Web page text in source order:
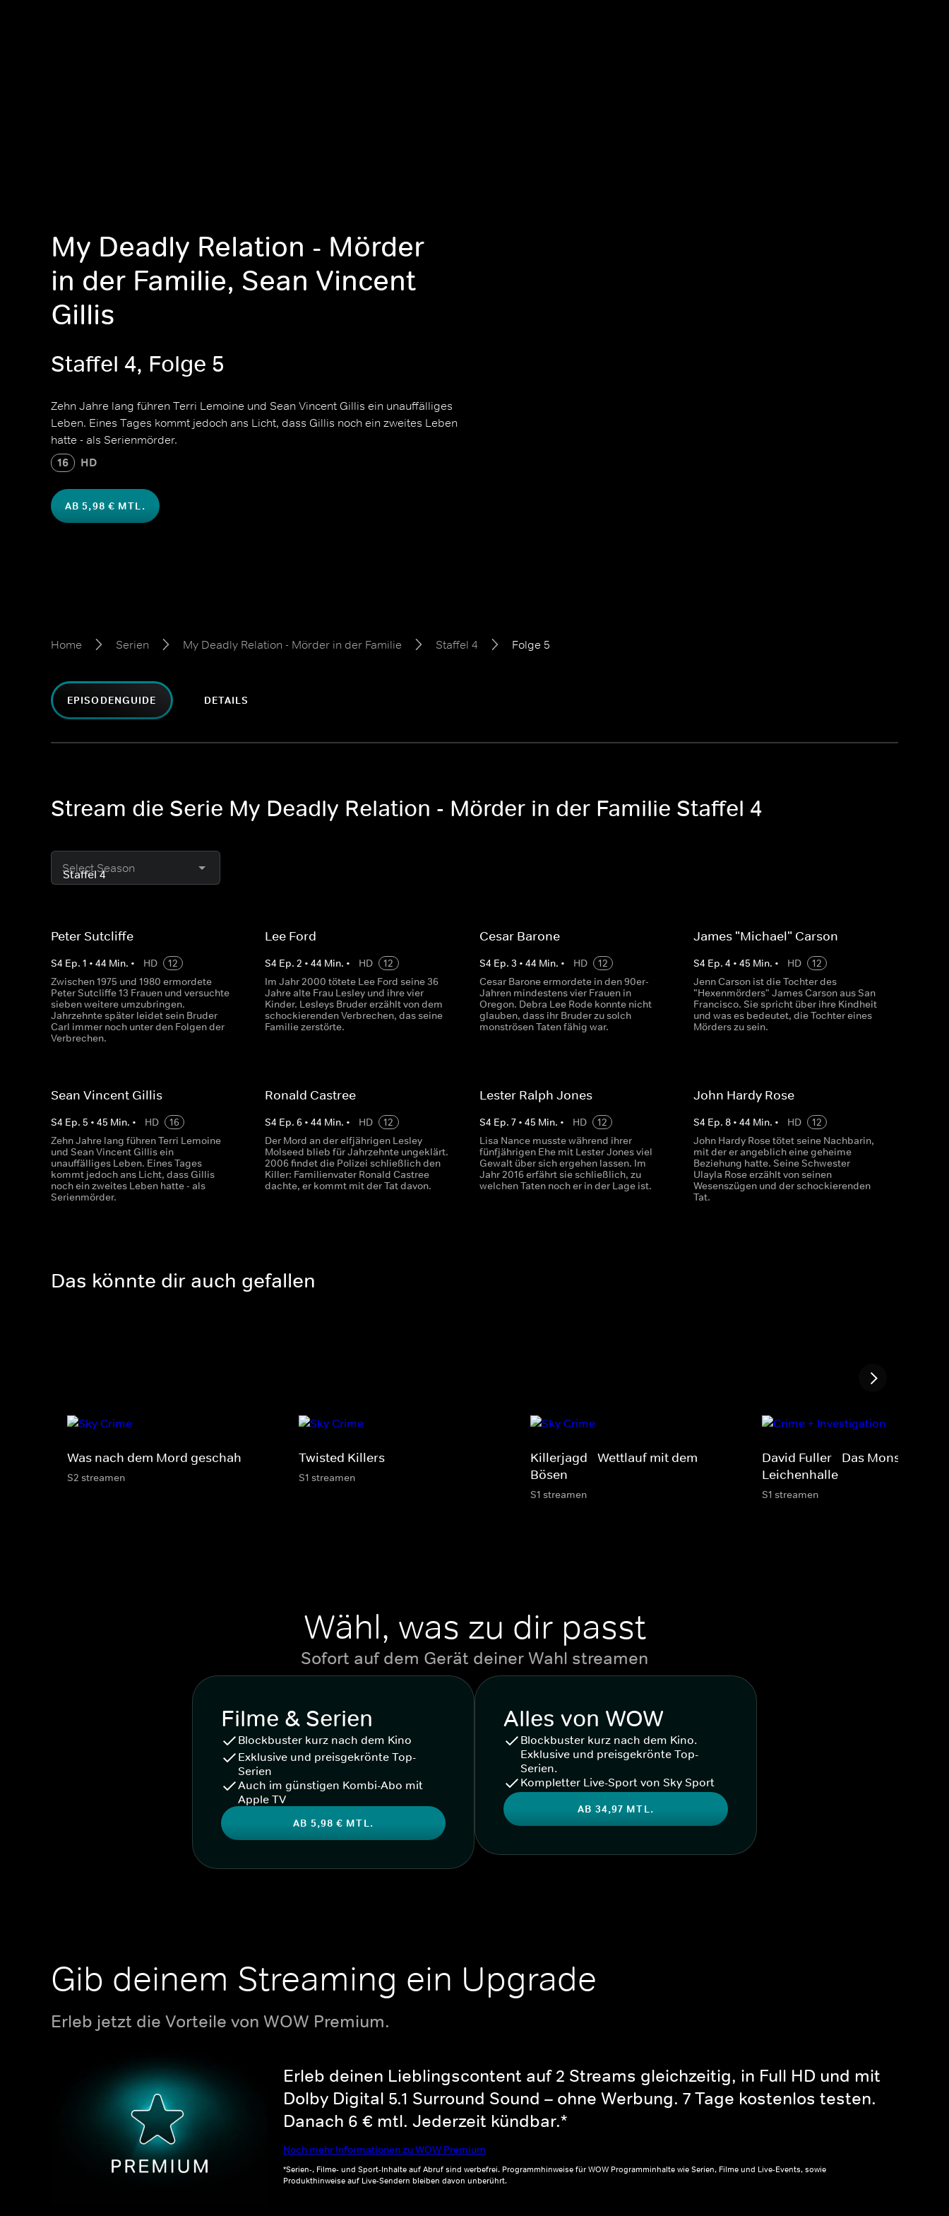
My Deadly Relation - Mörder
in der Familie, Sean Vincent
Gillis
Staffel 4, Folge 5
Zehn Jahre lang führen Terri Lemoine und Sean Vincent Gillis ein unauffälliges
Leben. Eines Tages kommt jedoch ans Licht, dass Gillis noch ein zweites Leben
hatte - als Serienmörder.
16 HD
AB 5,98 € MTL.
Home Serien My Deadly Relation - Mörder in der Familie Staffel 4 Folge 5
EPISODENGUIDE DETAILS
Stream die Serie My Deadly Relation - Mörder in der Familie Staffel 4
Select Season
Peter Sutcliffe
S4 Ep. 1 • 44 Min. • HD
12
Zwischen 1975 und 1980 ermordete
Peter Sutcliffe 13 Frauen und versuchte
sieben weitere umzubringen.
Jahrzehnte später leidet sein Bruder
Carl immer noch unter den Folgen der
Verbrechen.
Lee Ford
S4 Ep.2 •44 Min. • HD
12
Im Jahr 2000 tötete Lee Ford seine 36
Jahre alte Frau Lesley und ihre vier
Kinder. Lesleys Bruder erzählt von dem
schockierenden Verbrechen, das seine
Familie zerstörte.
Cesar Barone
S4 Ep. 3 • 44 Min. • HD
12
Cesar Barone ermordete in den 90er-
Jahren mindestens vier Frauen in
Oregon. Debra Lee Rode konnte nicht
glauben, dass ihr Bruder zu solch
monströsen Taten fähig war.
James "Michael" Carson
S4 Ep. 4 • 45 Min. • HD
12
Jenn Carson ist die Tochter des
"Hexenmörders" James Carson aus San
Francisco. Sie spricht über ihre Kindheit
und was es bedeutet, die Tochter eines
Mörders zu sein.
Sean Vincent Gillis
S4 Ep. 5 • 45 Min. • HD
16
Zehn Jahre lang führen Terri Lemoine
und Sean Vincent Gillis ein
unauffälliges Leben. Eines Tages
kommt jedoch ans Licht, dass Gillis
noch ein zweites Leben hatte - als
Serienmörder.
Ronald Castree
S4 Ep.6 •44 Min. • HD
12
Der Mord an der elfjährigen Lesley
Molseed blieb für Jahrzehnte ungeklärt.
2006 findet die Polizei schließlich den
Killer: Familienvater Ronald Castree
dachte, er kommt mit der Tat davon.
Lester Ralph Jones
S4 Ep. 7• 45 Min. • HD
12
Lisa Nance musste während ihrer
fünfjährigen Ehe mit Lester Jones viel
Gewalt über sich ergehen lassen. Im
Jahr 2016 erfährt sie schließlich, zu
welchen Taten noch er in der Lage ist.
John Hardy Rose
S4 Ep. 8• 44 Min. • HD
12
John Hardy Rose tötet seine Nachbarin,
mit der er angeblich eine geheime
Beziehung hatte. Seine Schwester
Ulayla Rose erzählt von seinen
Wesenszügen und der schockierenden
Tat.
Das könnte dir auch gefallen
Was nach dem Mord geschah
S2 streamen
Twisted Killers
S1 streamen
Killerjagd - Wettlauf mit dem
Bösen
S1 streamen
David Fuller - Das Monster in
Leichenhalle
S1 streamen
Wähl, was zu dir passt
Sofort auf dem Gerät deiner Wahl streamen
Filme & Serien
Blockbuster kurz nach dem Kino
Exklusive und preisgekrönte Top-
Serien
Auch im günstigen Kombi-Abo mit
Apple TV
AB 5,98 € MTL.
Alles von WOW
Blockbuster kurz nach dem Kino.
Exklusive und preisgekrönte Top-
Serien.
Kompletter Live-Sport von Sky Sport
AB 34,97 MTL.
Gib deinem Streaming ein Upgrade
Erleb jetzt die Vorteile von WOW Premium.
Erleb deinen Lieblingscontent auf 2 Streams gleichzeitig, in Full HD und mit
Dolby Digital 5.1 Surround Sound – ohne Werbung. 7 Tage kostenlos testen.
Danach 6 € mtl. Jederzeit kündbar.*
Noch mehr Informationen zu WOW Premium
*Serien-, Filme- und Sport-Inhalte auf Abruf sind werbefrei. Programmhinweise für WOW Programminhalte wie Serien, Filme und Live-Events, sowie
Produkthinweise auf Live-Sendern bleiben davon unberührt.